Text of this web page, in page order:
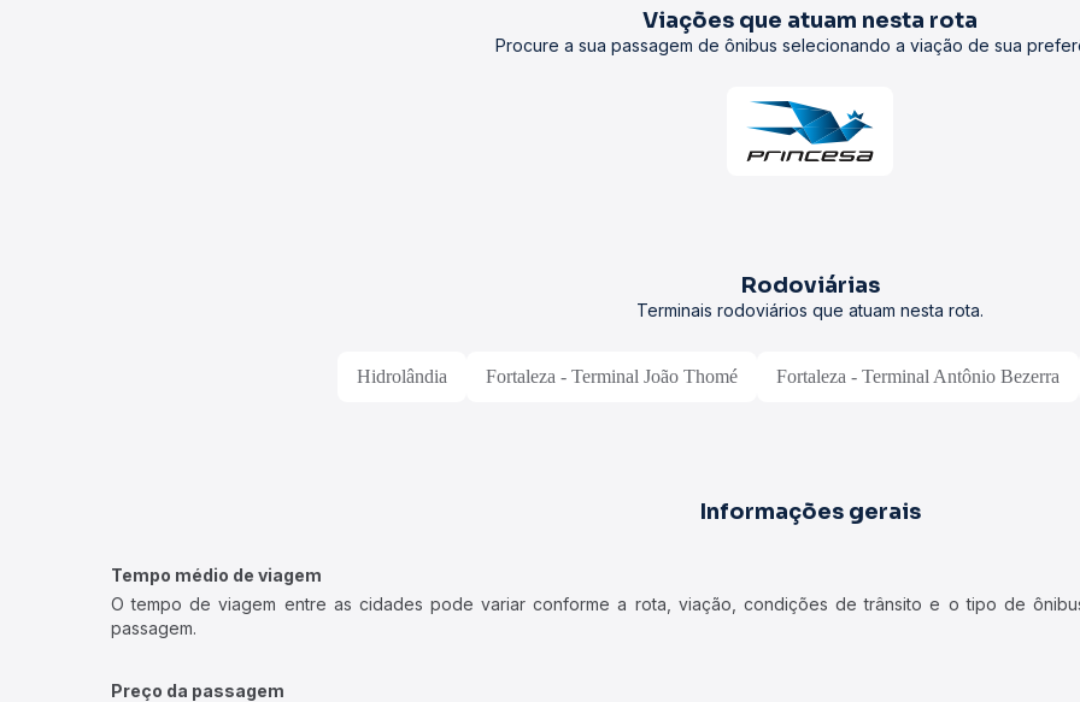
Viações que atuam nesta rota
Procure a sua passagem de ônibus selecionando a viação de sua
Rodoviárias
Terminais rodoviários que atuam nesta rota.
Hidrolândia Fortaleza - Terminal João Thomé Fortaleza - Terminal Antônio Bezerra
Informações gerais
Tempo médio de viagem
O tempo de viagem entre as cidades pode variar conforme a rota, viação, condições de trânsito e o tipo de
passagem.
Preço da passagem